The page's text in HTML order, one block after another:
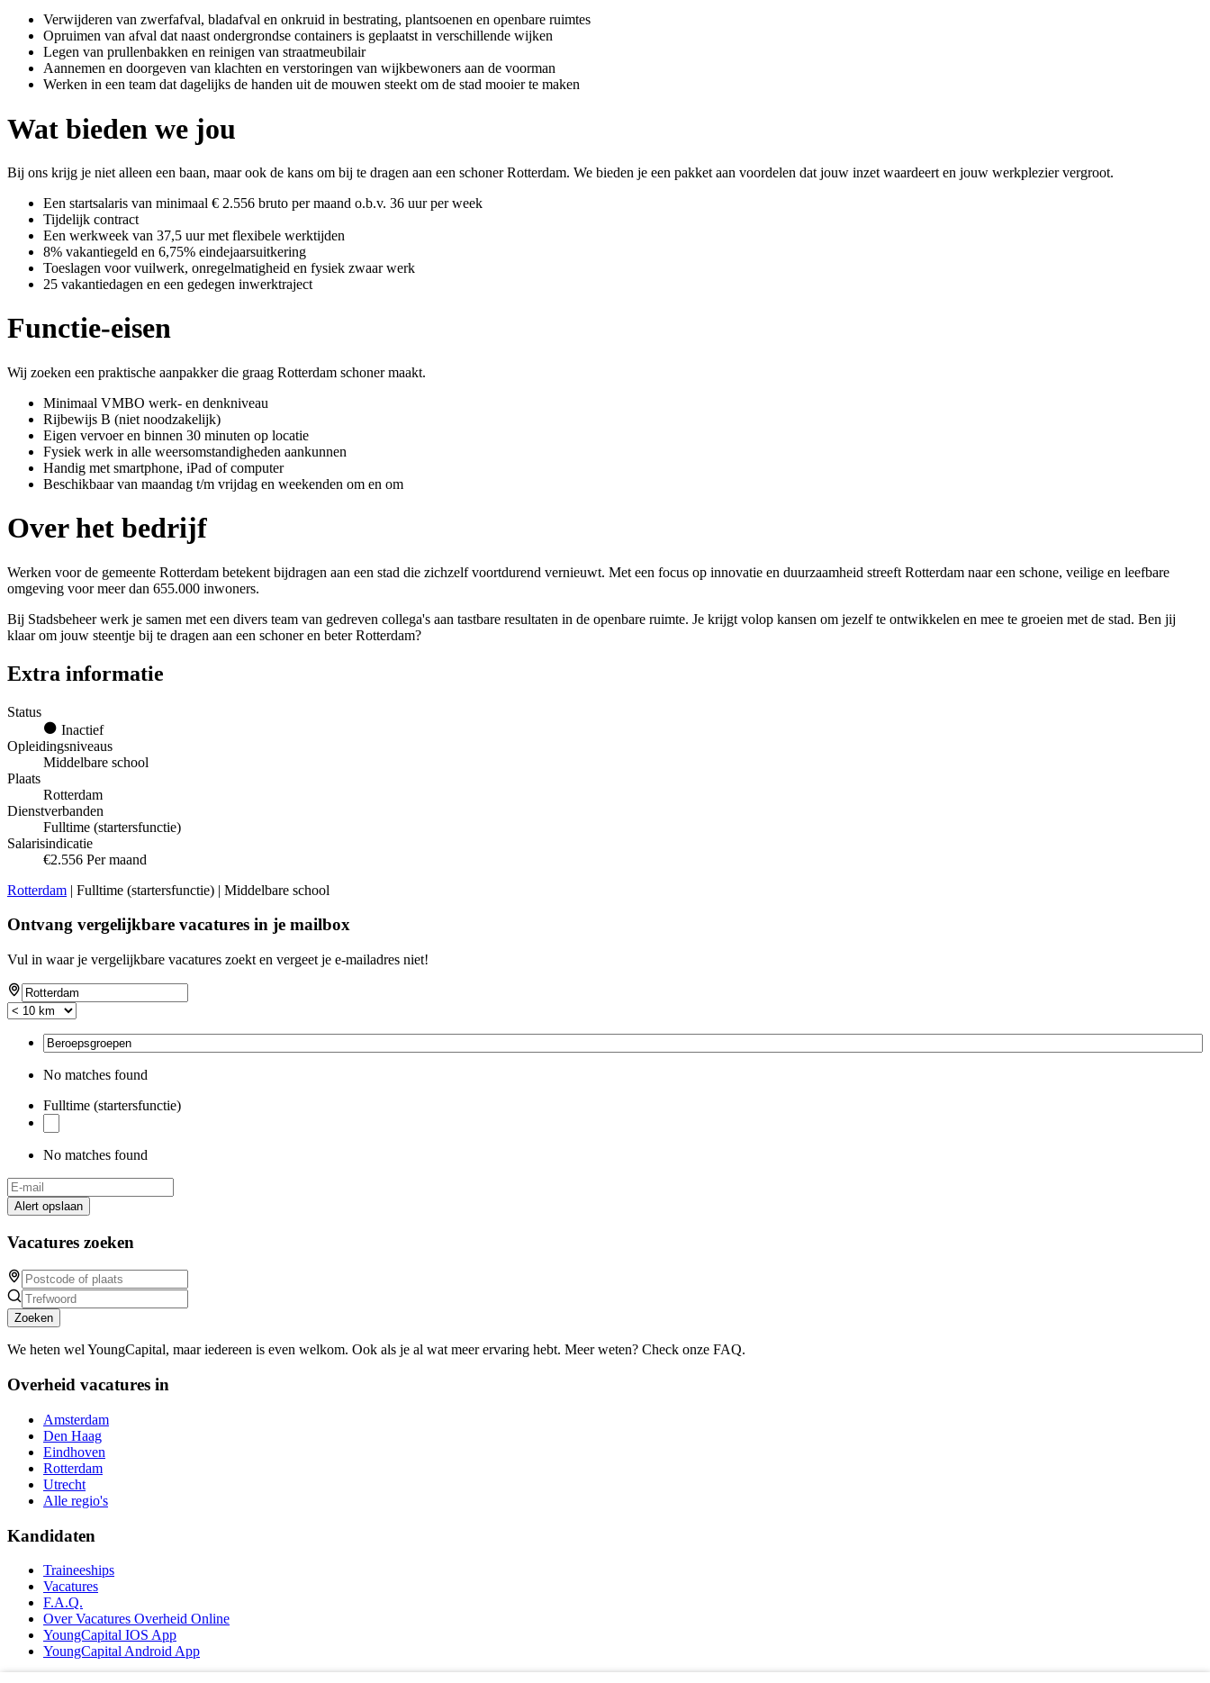
Verwijderen van zwerfafval, bladafval en onkruid in bestrating, plantsoenen en openbare ruimtes
Opruimen van afval dat naast ondergrondse containers is geplaatst in verschillende wijken
Legen van prullenbakken en reinigen van straatmeubilair
Aannemen en doorgeven van klachten en verstoringen van wijkbewoners aan de voorman
Werken in een team dat dagelijks de handen uit de mouwen steekt om de stad mooier te maken
Wat bieden we jou
Bij ons krijg je niet alleen een baan, maar ook de kans om bij te dragen aan een schoner Rotterdam. We bieden je een pakket aan voordelen dat jouw inzet waardeert en jouw werkplezier vergroot.
Een startsalaris van minimaal € 2.556 bruto per maand o.b.v. 36 uur per week
Tijdelijk contract
Een werkweek van 37,5 uur met flexibele werktijden
8% vakantiegeld en 6,75% eindejaarsuitkering
Toeslagen voor vuilwerk, onregelmatigheid en fysiek zwaar werk
25 vakantiedagen en een gedegen inwerktraject
Functie-eisen
Wij zoeken een praktische aanpakker die graag Rotterdam schoner maakt.
Minimaal VMBO werk- en denkniveau
Rijbewijs B (niet noodzakelijk)
Eigen vervoer en binnen 30 minuten op locatie
Fysiek werk in alle weersomstandigheden aankunnen
Handig met smartphone, iPad of computer
Beschikbaar van maandag t/m vrijdag en weekenden om en om
Over het bedrijf
Werken voor de gemeente Rotterdam betekent bijdragen aan een stad die zichzelf voortdurend vernieuwt. Met een focus op innovatie en duurzaamheid streeft Rotterdam naar een schone, veilige en leefbare
omgeving voor meer dan 655.000 inwoners.
Bij Stadsbeheer werk je samen met een divers team van gedreven collega's aan tastbare resultaten in de openbare ruimte. Je krijgt volop kansen om jezelf te ontwikkelen en mee te groeien met de stad. Ben jij
klaar om jouw steentje bij te dragen aan een schoner en beter Rotterdam?
Extra informatie
Status
Inactief
Opleidingsniveaus
Middelbare school
Plaats
Rotterdam
Dienstverbanden
Fulltime (startersfunctie)
Salarisindicatie
€2.556 Per maand
Rotterdam | Fulltime (startersfunctie) | Middelbare school
Ontvang vergelijkbare vacatures in je mailbox
Vul in waar je vergelijkbare vacatures zoekt en vergeet je e-mailadres niet!
No matches found
Fulltime (startersfunctie)
No matches found
Alert opslaan
Vacatures zoeken
Zoeken
We heten wel YoungCapital, maar iedereen is even welkom. Ook als je al wat meer ervaring hebt. Meer weten? Check onze FAQ.
Overheid vacatures in
Amsterdam
Den Haag
Eindhoven
Rotterdam
Utrecht
Alle regio's
Kandidaten
Traineeships
Vacatures
F.A.Q.
Over Vacatures Overheid Online
YoungCapital IOS App
YoungCapital Android App